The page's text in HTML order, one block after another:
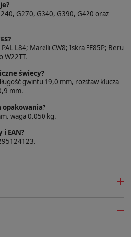
G270, G340, G390, G420 oraz
L84; Marelli CW8; Iskra FE85P; Beru
W22TT.
świecy?
gwintu 19,0 mm, rozstaw klucza
mm.
opakowania?
waga 0,050 kg.
i EAN?